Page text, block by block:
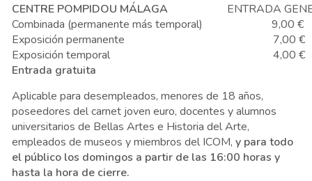
CENTRE POMPIDOU MÁLAGA
ENTRADA
Combinada (permanente más temporal)
9,00 €
Exposición permanente
7,00 €
Exposición temporal
4,00 €
Entrada gratuita
Aplicable para desempleados, menores de 18 años,
poseedores del carnet joven euro, docentes y alumnos
universitarios de Bellas Artes e Historia del Arte,
empleados de museos y miembros del ICOM, y para todo
el público los domingos a partir de las 16:00 horas y
hasta la hora de cierre.